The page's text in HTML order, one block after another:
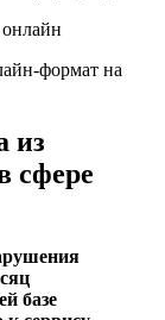
формат на
из
сфере
базе